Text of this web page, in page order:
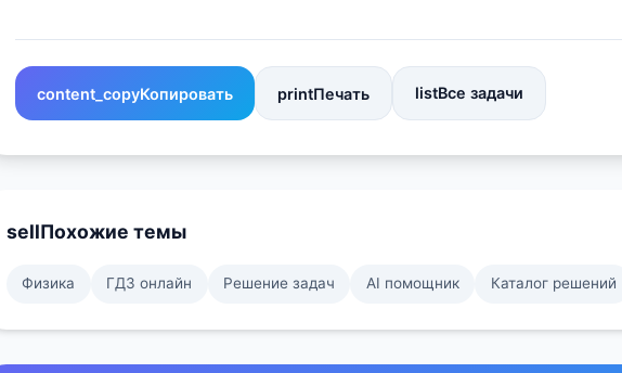
content_copyКопировать printПечать listВсе задачи
sellПохожие темы
Физика ГДЗ онлайн Решение задач AI помощник Каталог решений